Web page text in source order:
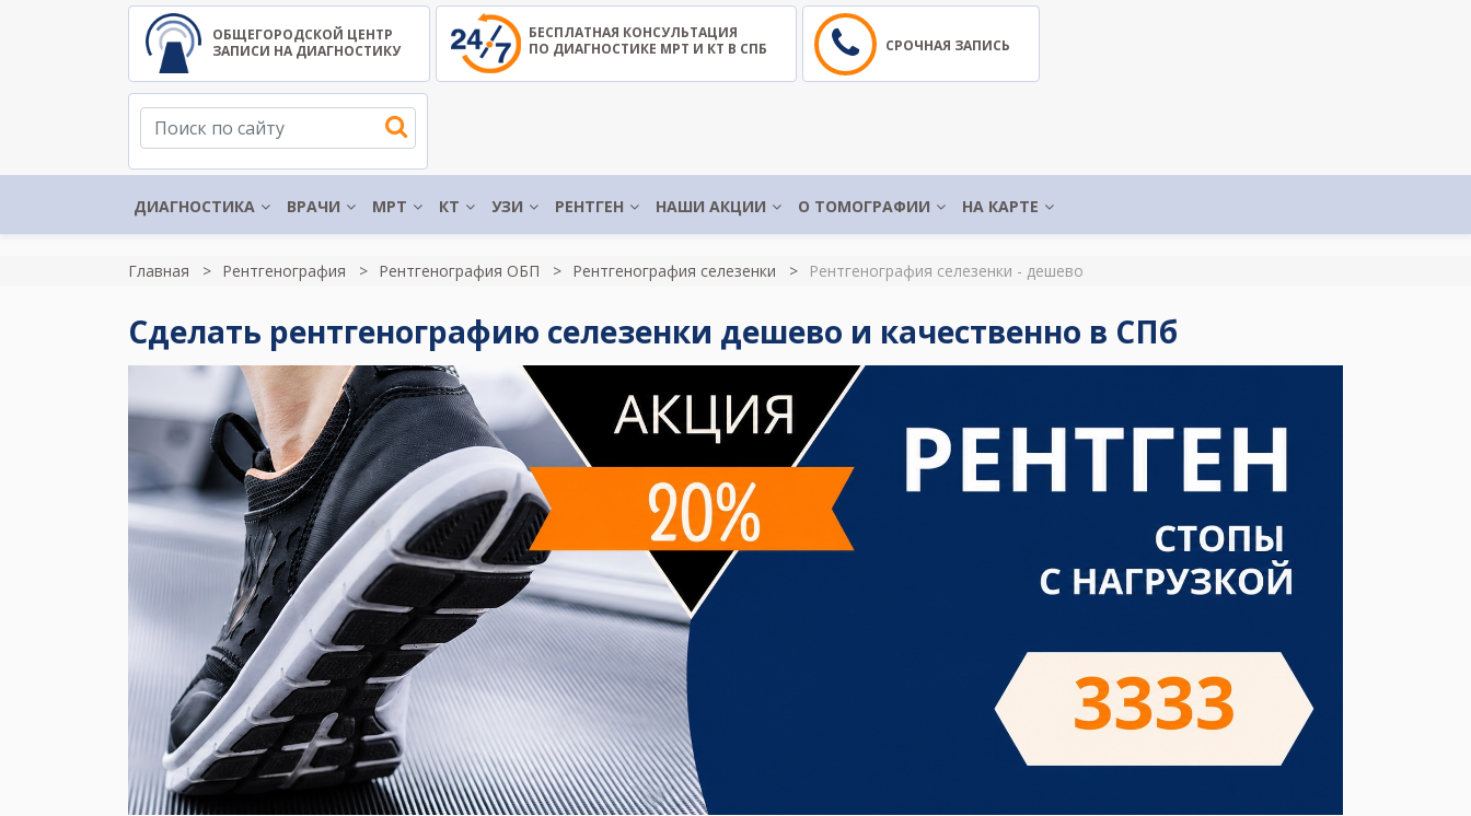
ОБЩЕГОРОДСКОЙ ЦЕНТР
ЗАПИСИ НА ДИАГНОСТИКУ
БЕСПЛАТНАЯ КОНСУЛЬТАЦИЯ
ПО ДИАГНОСТИКЕ МРТ И КТ В СПБ
СРОЧНАЯ ЗАПИСЬ
ДИАГНОСТИКА ВРАЧИ МРТ КТ УЗИ РЕНТГЕН НАШИ АКЦИИ О ТОМОГРАФИИ НА КАРТЕ
Главная Рентгенография Рентгенография ОБП Рентгенография селезенки Рентгенография селезенки - дешево
Сделать рентгенографию селезенки дешево и качественно в СПб